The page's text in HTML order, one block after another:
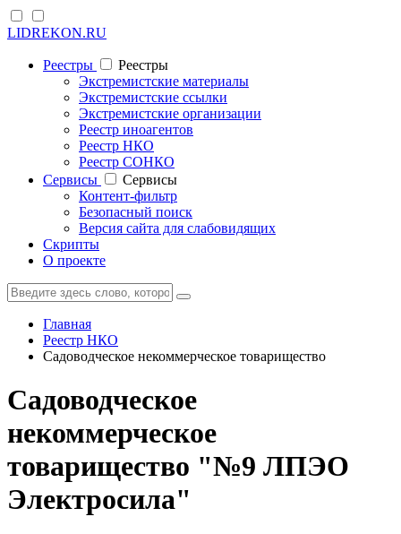
LIDREKON.RU
Реестры
Реестры
Экстремистские материалы
Экстремистские ссылки
Экстремистские организации
Реестр иноагентов
Реестр НКО
Реестр СОНКО
Cервисы
Cервисы
Контент-фильтр
Безопасный поиск
Версия сайта для слабовидящих
Скрипты
О проекте
Главная
Реестр НКО
Садоводческое некоммерческое товарищество
Садоводческое
некоммерческое
товарищество "№9 ЛПЭО
Электросила"